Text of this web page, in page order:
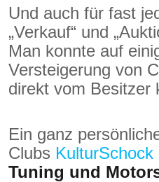
Und auch für fast
„Verkauf“ und
Man konnte auf
Versteigerung von
direkt vom Besitzer
Ein ganz
Clubs
Tuning und